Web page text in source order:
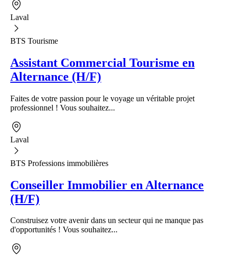
Laval
BTS Tourisme
Assistant Commercial Tourisme en
Alternance (H/F)
Faites de votre passion pour le voyage un véritable projet
professionnel ! Vous souhaitez...
Laval
BTS Professions immobilières
Conseiller Immobilier en Alternance
(H/F)
Construisez votre avenir dans un secteur qui ne manque pas
d'opportunités ! Vous souhaitez...